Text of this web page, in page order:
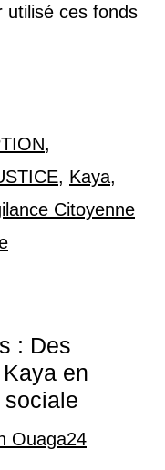
utilisé ces fonds
,
, Kaya,
Citoyenne
: Des
en
sociale
Ouaga24